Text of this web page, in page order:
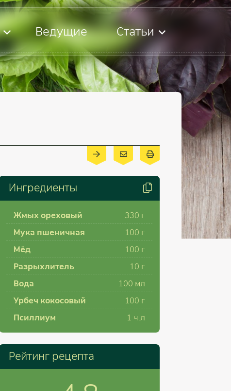
Ведущие Статьи
Ингредиенты
Жмых ореховый 330 г
Мука пшеничная
100 г
Мёд
100 г
Разрыхлитель
10 г
Вода
100 мл
Урбеч кокосовый
100 г
Псиллиум
1 ч.л
Рейтинг рецепта